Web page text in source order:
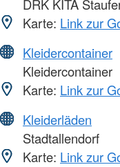
DRK KITA
Karte: Link zur
Kleidercontainer
Kleidercontainer
Karte: Link zur
Kleiderläden
Stadtallendorf
Karte: Link zur